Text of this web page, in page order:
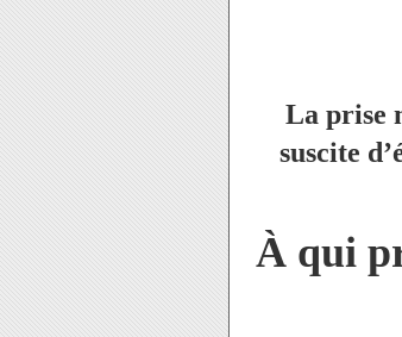
La prise
suscite
À qui